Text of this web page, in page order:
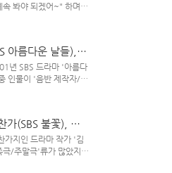
'연속극'에 출연하며 본
던 게 2002년 MBC 월
속 봐야 되겠어~" 하며,
다. 당시 SBS에선 '여
의 궁중 암투극'을 그
자'들이 훨씬 좋아한다
취향이 은근 남성적인
와 MBC에서 각각 150
아름다운 날들),
년 SBS 드라마 '아름다
인물이 '음반 제작자/프
이 많았지만, 그 중 가
'연주곡'들도...) 노래
, 그 중 '제로'의 허밍음
만드는 아름다운 곡이 아
곡이라 할 수 있다. 제
가(SBS 불꽃), 골
가지인 드라마 작가 '김
/주말극'류가 많았지
같은 주중 미니(중편)